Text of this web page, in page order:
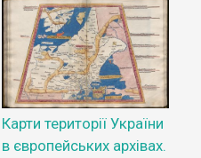
Карти території України
в європейських архівах.